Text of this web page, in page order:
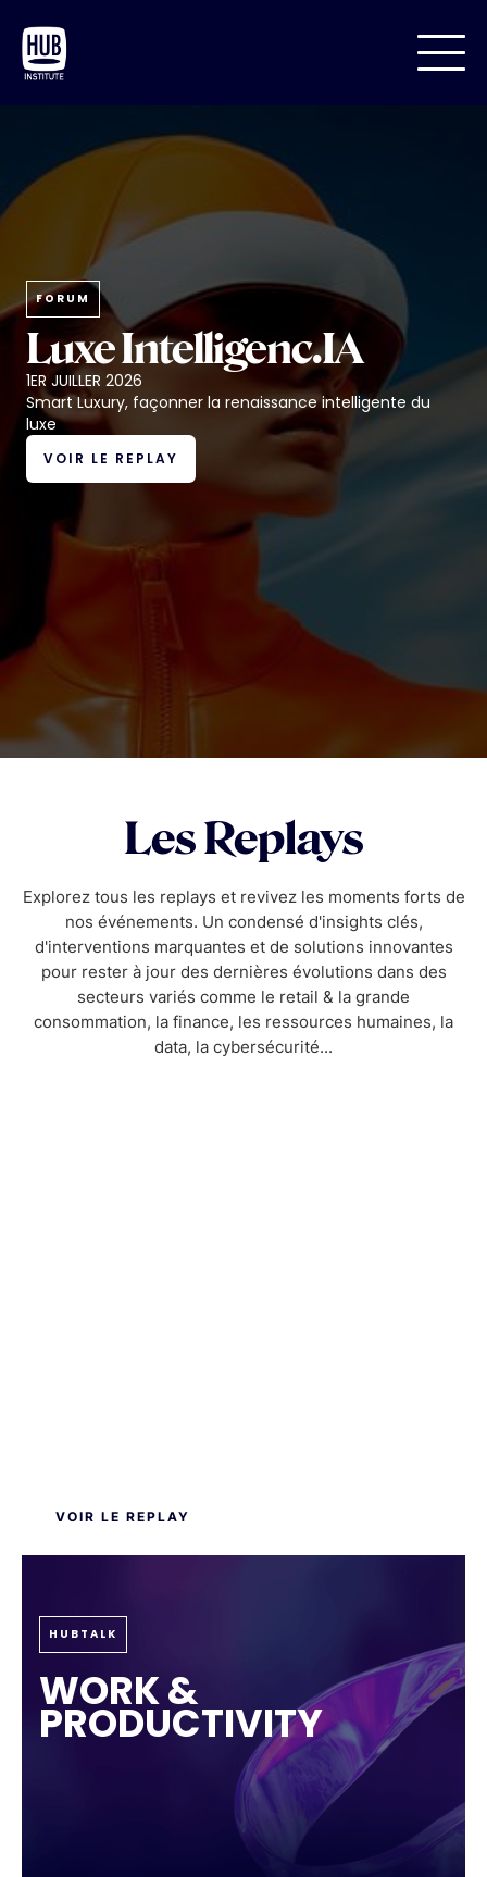
FORUM
Luxe Intelligenc.IA
1ER JUILLER 2026
Smart Luxury, façonner la renaissance intelligente du
luxe
VOIR LE REPLAY
Les Replays
Explorez tous les replays et revivez les moments forts de
nos événements. Un condensé d'insights clés,
d'interventions marquantes et de solutions innovantes
pour rester à jour des dernières évolutions dans des
secteurs variés comme le retail & la grande
consommation, la finance, les ressources humaines, la
data, la cybersécurité...
VOIR LE REPLAY
HUBTALK
WORK &
PRODUCTIVITY